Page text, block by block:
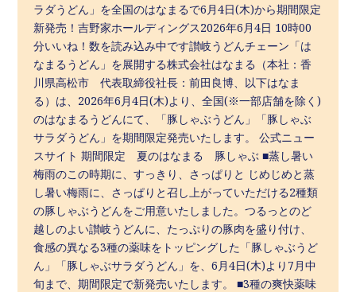
ラダうどん」を全国のはなまるで6月4日(木)から期間限定
新発売！吉野家ホールディングス2026年6月4日 10時00
分いいね！数を読み込み中です讃岐うどんチェーン「は
なまるうどん」を展開する株式会社はなまる（本社：香
川県高松市 代表取締役社長：前田良博、以下はなま
る）は、2026年6月4日(木)より、全国(※一部店舗を除く)
のはなまるうどんにて、「豚しゃぶうどん」「豚しゃぶ
サラダうどん」を期間限定発売いたします。 公式ニュー
スサイト 期間限定 夏のはなまる 豚しゃぶ ■蒸し暑い
梅雨のこの時期に、すっきり、さっぱりと じめじめと蒸
し暑い梅雨に、さっぱりと召し上がっていただける2種類
の豚しゃぶうどんをご用意いたしました。つるっとのど
越しのよい讃岐うどんに、たっぷりの豚肉を盛り付け、
食感の異なる3種の薬味をトッピングした「豚しゃぶうど
ん」「豚しゃぶサラダうどん」を、6月4日(木)より7月中
旬まで、期間限定で新発売いたします。 ■3種の爽快薬味